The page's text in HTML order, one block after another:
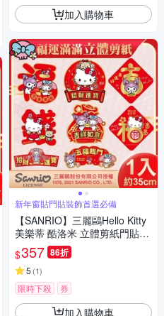
加入購物車
新年窗貼門貼裝飾首選必備
【SANRIO】三麗鷗Hello Kitty
美樂蒂 酷洛米 立體剪紙門貼
(春聯 窗貼 門貼)
$357 86折
5 (1)
限時下殺 券
加入購物車